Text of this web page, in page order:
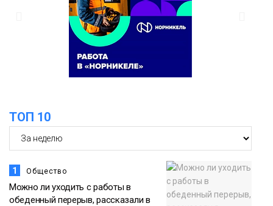
ТОП 10
1 Общество
Можно ли уходить с работы в
обеденный перерыв, рассказали в